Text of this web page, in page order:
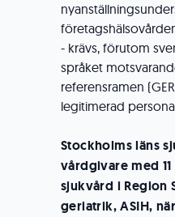
- krävs, förutom
språket
referensramen
legitimerad
Stockholms läns
vårdgivare med
sjukvård i Region
geriatrik, ASIH,